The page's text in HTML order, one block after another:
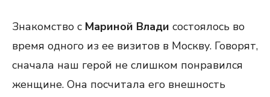
Знакомство с Мариной Влади состоялось во
время одного из ее визитов в Москву. Говорят,
сначала наш герой не слишком понравился
женщине. Она посчитала его внешность